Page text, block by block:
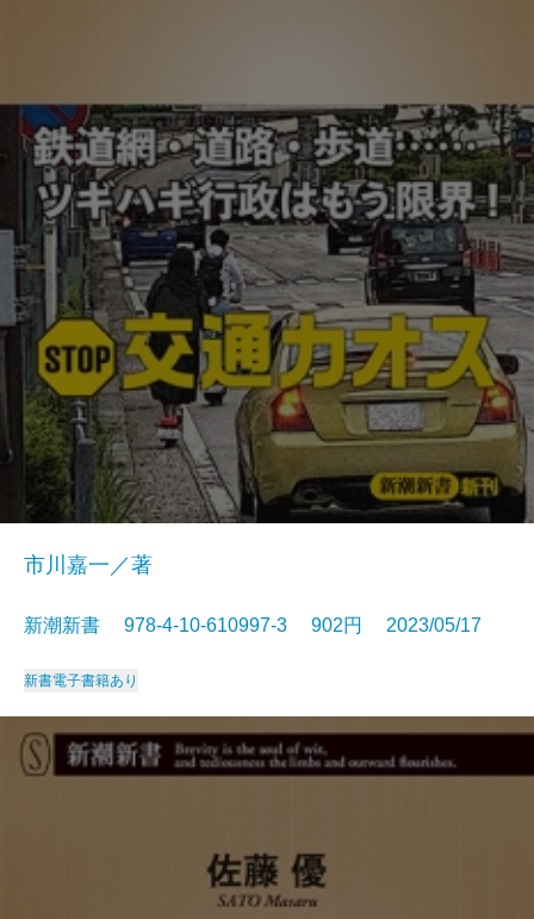
市川嘉一／著
新潮新書 978-4-10-610997-3 902円 2023/05/17
新書電子書籍あり